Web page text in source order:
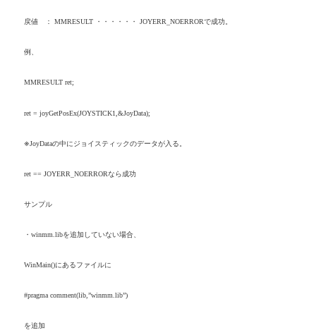
戻値 ：MMRESULT ・・・・・・JOYERR_NOERRORで成功。
例、
MMRESULT ret;
ret = joyGetPosEx(JOYSTICK1,&JoyData);
※JoyDataの中にジョイスティックのデータが入る。
ret == JOYERR_NOERRORなら成功
サンプル
・winmm.libを追加していない場合、
WinMain()にあるファイルに
#pragma comment(lib,”winmm.lib”)
を追加